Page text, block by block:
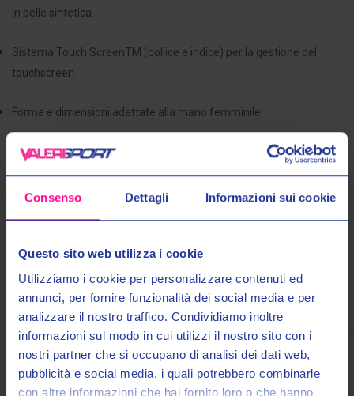
Consenso Dettagli Informazioni sui cookie
Questo sito web utilizza i cookie
Utilizziamo i cookie per personalizzare contenuti ed
annunci, per fornire funzionalità dei social media e per
analizzare il nostro traffico. Condividiamo inoltre
informazioni sul modo in cui utilizzi il nostro sito con i
nostri partner che si occupano di analisi dei dati web,
pubblicità e social media, i quali potrebbero combinarle
con altre informazioni che hai fornito loro o che hanno
in pelle sintetica.
Sistema Touch ScreenTM (pollice e indice) per la gestione del
touchscreen.
Forma e dimensioni adattate alla mano femminile.
Spedizioni
Prodotti Simili
Entra nel mondo Valeri Sport